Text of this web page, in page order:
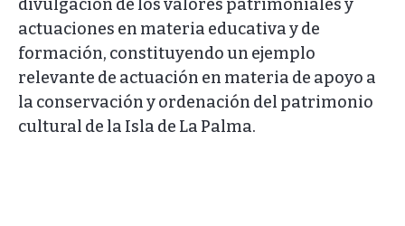
divulgación de los valores patrimoniales y
actuaciones en materia educativa y de
formación, constituyendo un ejemplo
relevante de actuación en materia de apoyo a
la conservación y ordenación del patrimonio
cultural de la Isla de La Palma.